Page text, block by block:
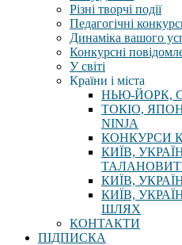
Різні творчі події
Педагогічні
Динаміка вашого
Конкурсні
У світі
Країни і міста
НЬЮ-ЙОРК,
ТОКІО,
NINJA
КОНКУРСИ
КИЇВ,
КИЇВ,
КИЇВ,
ШЛЯХ
КОНТАКТИ
ПІДПИСКА